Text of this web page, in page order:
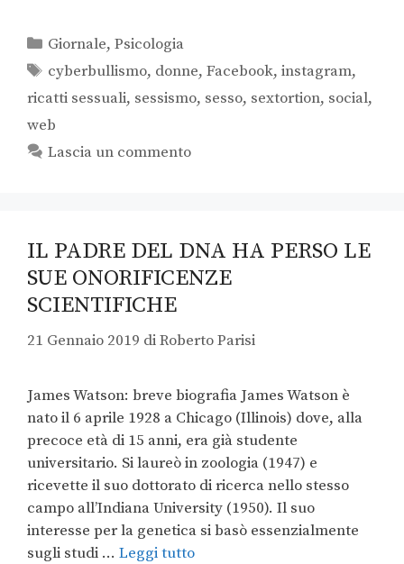
Giornale,Psicologia
cyberbullismo, donne,Facebook,instagram,
ricatti sessuali, sessismo, sesso, sextortion, social,
web
Lascia un commento
IL PADRE DEL DNA HA PERSO LE
SUE ONORIFICENZE
SCIENTIFICHE
21 Gennaio 2019 diRoberto Parisi
James Watson: breve biografia James Watson è
nato il 6 aprile 1928 a Chicago (Illinois) dove, alla
precoce età di 15 anni, era già studente
universitario. Si laureò in zoologia (1947) e
ricevette il suo dottorato di ricerca nello stesso
campo all’Indiana University (1950). Il suo
interesse per la genetica si basò essenzialmente
sugli studi … Leggi tutto